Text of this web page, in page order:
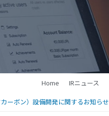
Home IRニュース
ーボン）設備開発に関するお知らせ